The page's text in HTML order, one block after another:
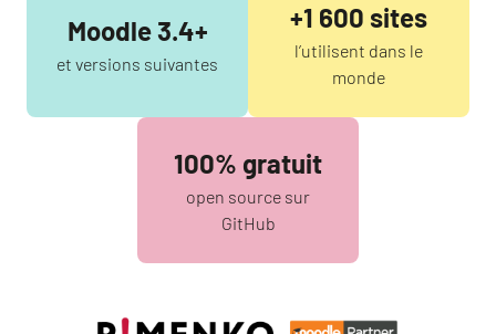
Moodle 3.4+
et versions suivantes
+1 600 sites
l’utilisent dans le
monde
100% gratuit
open source sur
GitHub